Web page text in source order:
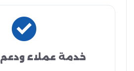
خدمة عملاء